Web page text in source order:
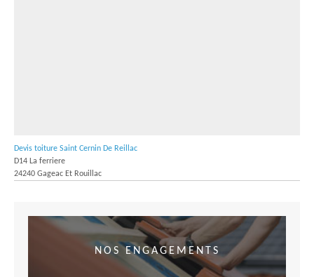
Devis toiture Saint Cernin De Reillac
D14 La ferriere
24240 Gageac Et Rouillac
NOS ENGAGEMENTS